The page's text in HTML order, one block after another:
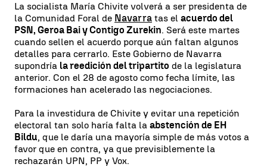
La socialista María Chivite volverá a ser presidenta de
la Comunidad Foral de Navarra tas el acuerdo del
PSN, Geroa Bai y Contigo Zurekin. Será este martes
cuando sellen el acuerdo porque aún faltan algunos
detalles para cerrarlo. Este Gobierno de Navarra
supondría la reedición del tripartito de la legislatura
anterior. Con el 28 de agosto como fecha límite, las
formaciones han acelerado las negociaciones.
Para la investidura de Chivite y evitar una repetición
electoral tan solo haría falta la abstención de EH
Bildu, que le daría una mayoría simple de más votos a
favor que en contra, ya que previsiblemente la
rechazarán UPN, PP y Vox.